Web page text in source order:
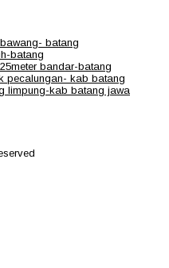
batang
batang
bandar-batang
pecalungan- kab batang
limpung-kab batang jawa